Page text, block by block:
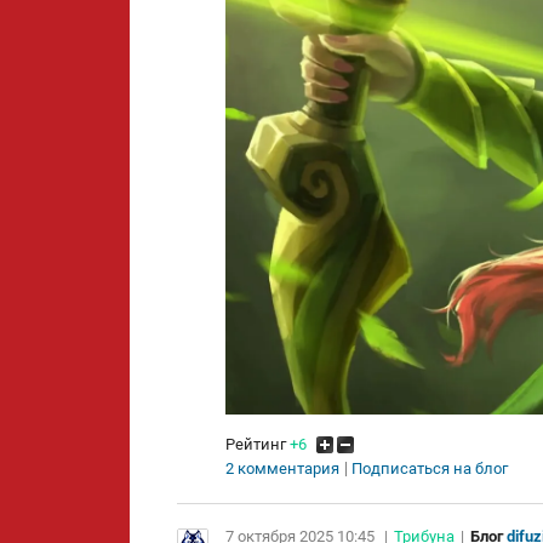
Рейтинг+6
2 комментария
Подписаться на блог
7 октября 2025 10:45 | Трибуна | Блог